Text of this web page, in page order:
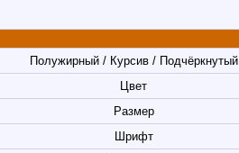
Полужирный / Курсив / Подчёркнутый
Цвет
Размер
Шрифт